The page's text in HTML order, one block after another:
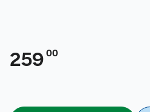
259 00